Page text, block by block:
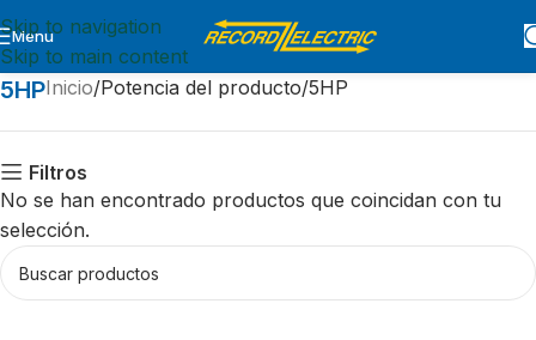
Skip to navigation
Skip to main content
Menu
5HPInicio Potencia del producto 5HP
Filtros
No se han encontrado productos que coincidan con tu
selección.